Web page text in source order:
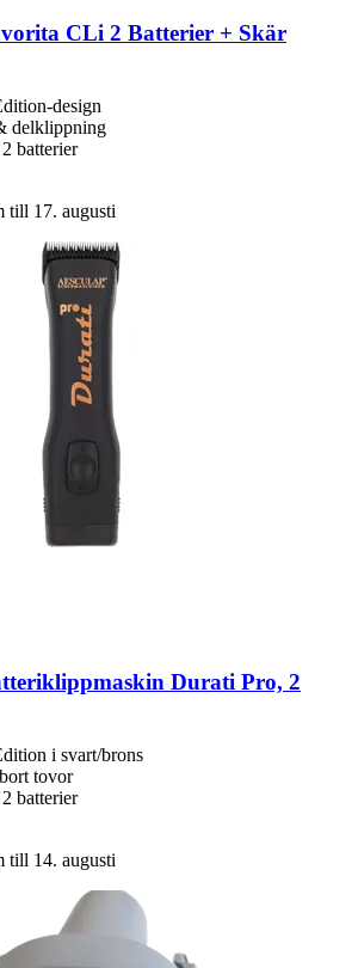
CLi 2 Batterier + Skär
design
delklippning
batterier
till 17. augusti
Durati Pro, 2
i svart/brons
tovor
batterier
till 14. augusti